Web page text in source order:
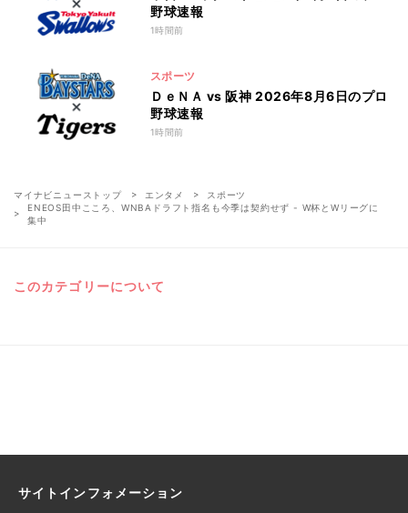
野球速報
1時間前
スポーツ
ＤｅＮＡ vs 阪神 2026年8月6日のプロ
野球速報
1時間前
マイナビニューストップ エンタメ
スポーツ
ENEOS田中こころ、WNBAドラフト指名も今季は契約せず - W杯とWリーグに
集中
このカテゴリーについて
サイトインフォメーション